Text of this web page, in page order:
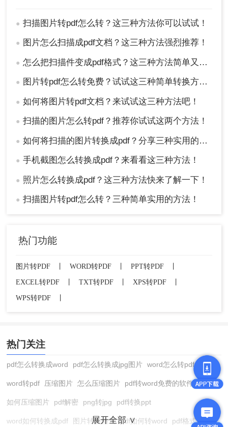
● 扫描图片转pdf怎么转？这三种方法你可以试试！
● 图片怎么扫描成pdf文档？这三种方法强烈推荐！
● 怎么把扫描件变成pdf格式？这三种方法简单又实用！
● 图片转pdf怎么转免费？试试这三种简单转换方法！
● 如何将图片转pdf文档？来试试这三种方法吧！
● 扫描的图片怎么转pdf？推荐你试试这两个方法！
● 如何将扫描的图片转换成pdf？分享三种实用的方法！
● 手机截图怎么转换成pdf？来看看这三种方法！
● 照片怎么转换成pdf？这三种方法快来了解一下！
● 扫描图片转pdf怎么转？三种简单实用的方法！
热门功能
图片转PDF WORD转PDF PPT转PDF
EXCEL转PDF
TXT转PDF XPS转PDF
WPS转PDF
热门关注
pdf怎么转换成word pdf怎么转换成jpg图片 word怎么转pdf
word转pdf 压缩图片 怎么压缩图片 pdf转word免费的软件
如何压缩图片 pdf解密 png转jpg pdf转换ppt
word如何转换成pdf 图片转换格式 pdf如何转word pdf格式转换
展开全部 ∨